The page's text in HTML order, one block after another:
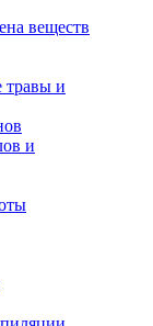
веществ
травы и
и